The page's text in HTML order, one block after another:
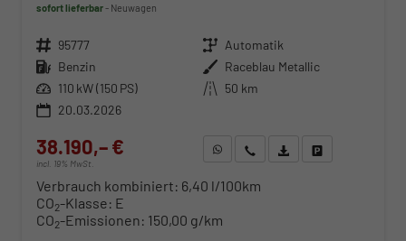
sofort lieferbar Neuwagen
Fahrzeugnr. 95777 Getriebe Automatik
Kraftstoff Benzin Außenfarbe Raceblau Metallic
Leistung 110 kW (150 PS) Kilometerstand 50 km
20.03.2026
38.190,– €
incl. 19% MwSt.
WhatsApp anfragen
Wir rufen Sie anFahrzeugexposé (PDF)
Verbrauch kombiniert: 6,40 l/100km
CO2-Klasse: E
CO2-Emissionen: 150,00 g/km